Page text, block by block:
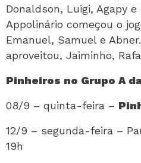
Donaldson, Luigi, Agapy
Appolinário começou o
Emanuel, Samuel e
aproveitou, Jaiminho,
Pinheiros no Grupo A
08/9 – quinta-feira –
12/9 – segunda-feira –
19h